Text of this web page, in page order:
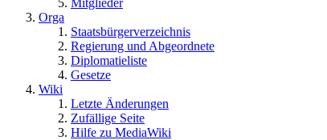
Mitglieder
Orga
Staatsbürgerverzeichnis
Regierung und Abgeordnete
Diplomatieliste
Gesetze
Wiki
Letzte Änderungen
Zufällige Seite
Hilfe zu MediaWiki